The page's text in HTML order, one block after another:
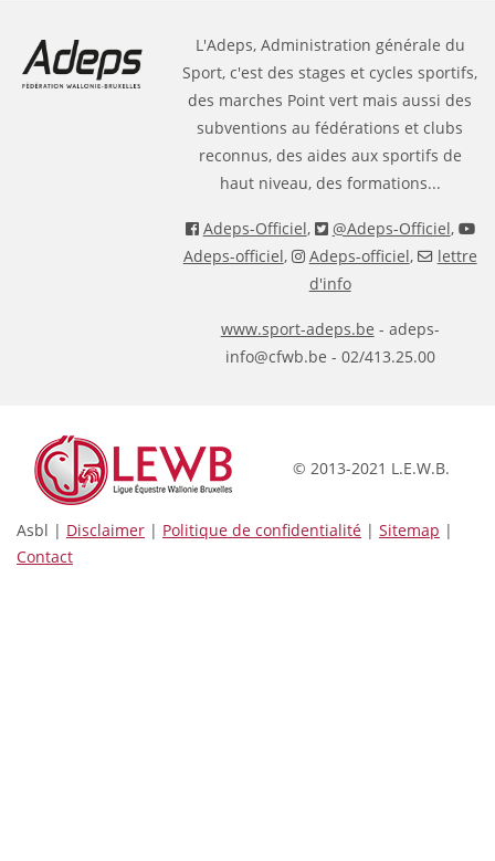
L'Adeps, Administration générale du
Sport, c'est des stages et cycles sportifs,
des marches Point vert mais aussi des
subventions au fédérations et clubs
reconnus, des aides aux sportifs de
haut niveau, des formations...
Adeps-Officiel, @Adeps-Officiel,
Adeps-officiel, Adeps-officiel,
lettre
d'info
www.sport-adeps.be - adeps-
info@cfwb.be - 02/413.25.00
© 2013-2021 L.E.W.B.
Asbl | Disclaimer | Politique de confidentialité | Sitemap |
Contact